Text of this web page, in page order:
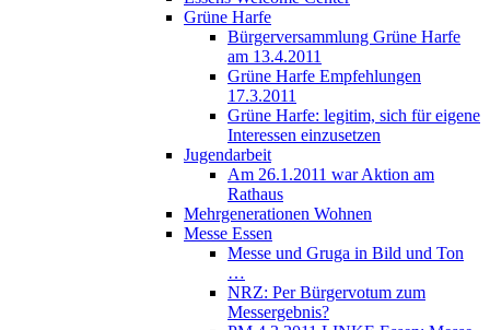
Grüne Harfe
Bürgerversammlung Grüne Harfe
am 13.4.2011
Grüne Harfe Empfehlungen
17.3.2011
Grüne Harfe: legitim, sich für eigene
Interessen einzusetzen
Jugendarbeit
Am 26.1.2011 war Aktion am
Rathaus
Mehrgenerationen Wohnen
Messe Essen
Messe und Gruga in Bild und Ton
…
NRZ: Per Bürgervotum zum
Messergebnis?